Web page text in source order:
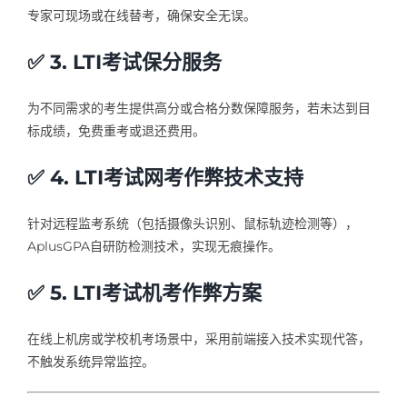
专家可现场或在线替考，确保安全无误。
✅ 3. LTI考试保分服务
为不同需求的考生提供高分或合格分数保障服务，若未达到目
标成绩，免费重考或退还费用。
✅ 4. LTI考试网考作弊技术支持
针对远程监考系统（包括摄像头识别、鼠标轨迹检测等），
AplusGPA自研防检测技术，实现无痕操作。
✅ 5. LTI考试机考作弊方案
在线上机房或学校机考场景中，采用前端接入技术实现代答，
不触发系统异常监控。